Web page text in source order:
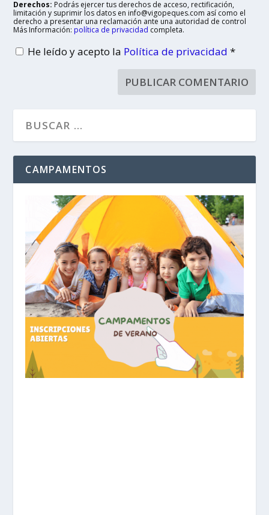
Derechos: Podrás ejercer tus derechos de acceso, rectificación,
limitación y suprimir los datos en info@vigopeques.com así como el
derecho a presentar una reclamación ante una autoridad de control
Más Información: política de privacidad completa.
He leído y acepto la Política de privacidad*
CAMPAMENTOS